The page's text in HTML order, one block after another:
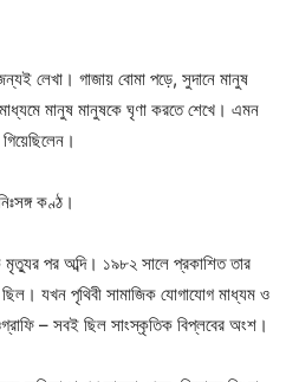
লেখা। গাজায় বোমা পড়ে, সুদানে মানুষ
মানুষ মানুষকে ঘৃণা করতে শেখে। এমন
কণ্ঠ।
পর অব্দি। ১৯৮২ সালে প্রকাশিত তার
ছিল। যখন পৃথিবী সামাজিক যোগাযোগ মাধ্যম ও
– সবই ছিল সাংস্কৃতিক বিপ্লবের অংশ।